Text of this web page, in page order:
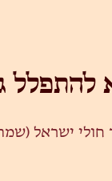
להתפלל
חולי ישראל